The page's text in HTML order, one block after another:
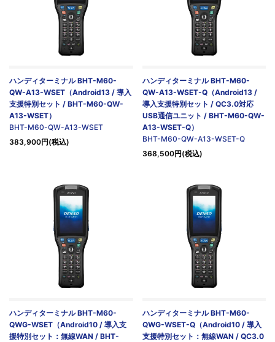
ハンディターミナル BHT-M60-
QW-A13-WSET（Android13 / 導入
支援特別セット / BHT-M60-QW-
A13-WSET）
BHT-M60-QW-A13-WSET
383,900円(税込)
ハンディターミナル BHT-M60-
QW-A13-WSET-Q（Android13 /
導入支援特別セット / QC3.0対応
USB通信ユニット / BHT-M60-QW-
A13-WSET-Q）
BHT-M60-QW-A13-WSET-Q
368,500円(税込)
ハンディターミナル BHT-M60-
QWG-WSET（Android10 / 導入支
援特別セット：無線WAN / BHT-
ハンディターミナル BHT-M60-
QWG-WSET-Q（Android10 / 導入
支援特別セット：無線WAN / QC3.0